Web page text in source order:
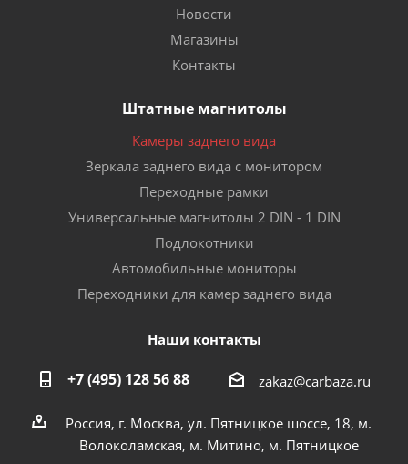
Новости
Магазины
Контакты
Штатные магнитолы
Камеры заднего вида
Зеркала заднего вида с монитором
Переходные рамки
Универсальные магнитолы 2 DIN - 1 DIN
Подлокотники
Автомобильные мониторы
Переходники для камер заднего вида
Наши контакты
+7 (495) 128 56 88 zakaz@carbaza.ru
Россия, г. Москва, ул. Пятницкое шоссе, 18, м.
Волоколамская, м. Митино, м. Пятницкое